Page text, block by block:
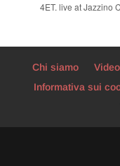
4ET. live at Jazzino
Chi siamo
Informativa sui